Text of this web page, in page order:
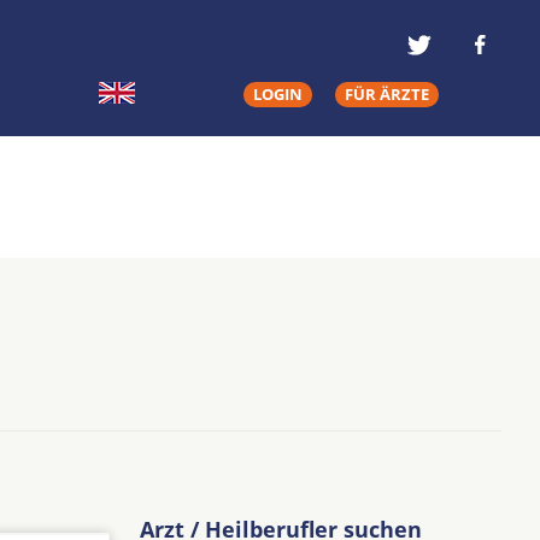
LOGIN FÜR ÄRZTE
Arzt / Heilberufler suchen